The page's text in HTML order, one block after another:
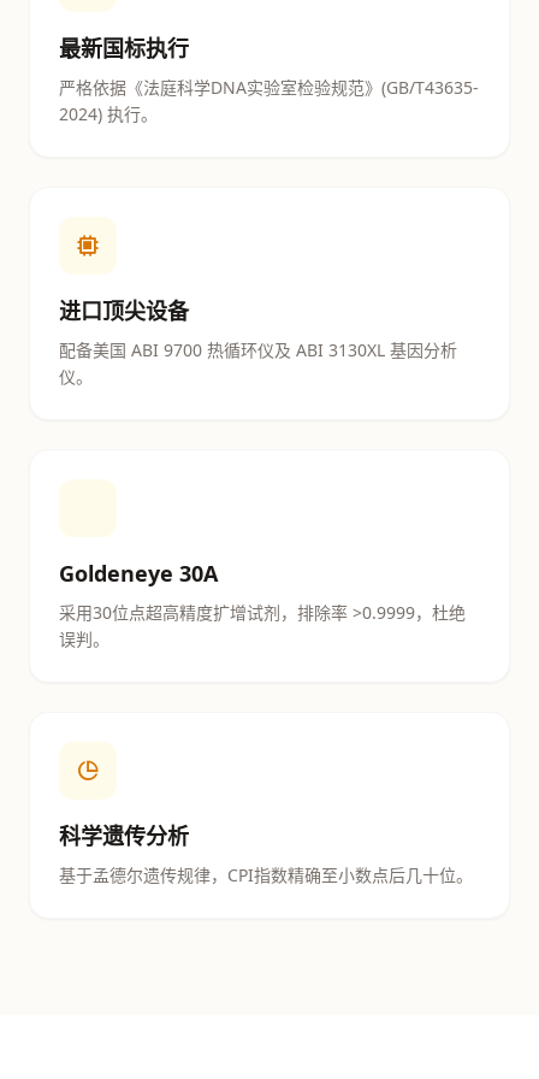
最新国标执行
严格依据《法庭科学DNA实验室检验规范》(GB/T43635-
2024) 执行。
进口顶尖设备
配备美国 ABI 9700 热循环仪及 ABI 3130XL 基因分析
仪。
Goldeneye 30A
采用30位点超高精度扩增试剂，排除率 >0.9999，杜绝
误判。
科学遗传分析
基于孟德尔遗传规律，CPI指数精确至小数点后几十位。